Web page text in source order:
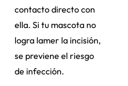
contacto directo con
ella. Si tu mascota no
logra lamer la incisión,
se previene el riesgo
de infección.